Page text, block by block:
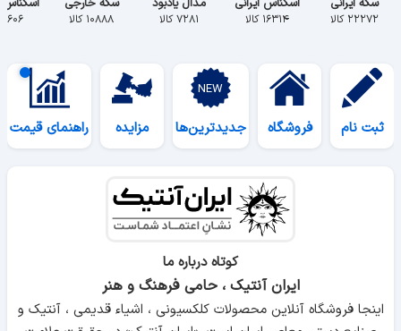
سکه ایرانی
۲۲۲۷۲ کالا
اسکناس ایرانی
۱۶۳۱۴ کالا
مدال یادبود
۷۲۸۱ کالا
سکه خارجی
۱۰۸۸۸ کالا ۵۶۰۶ کالا
ثبت نام فروشگاه جدیدترین‌ها مزایده راهنمای قیمت
کوتاه درباره ما
ایران آنتیک ، حامی فرهنگ و هنر
اینجا فروشگاه آنلاین محصولات کلکسیونی ، اشیاء قدیمی ، آنتیک و